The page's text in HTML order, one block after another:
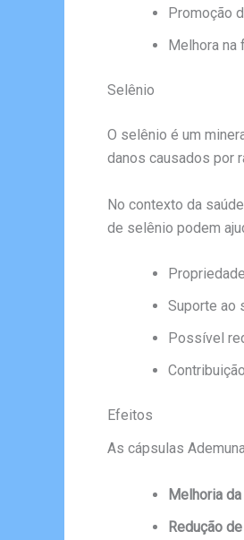
Promoção
Melhora na
Selênio
O selênio é um
danos causados por
No contexto da
de selênio podem
Suporte ao
Possível
Efeitos
As cápsulas
Melhoria
Redução